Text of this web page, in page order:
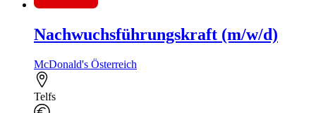
Nachwuchsführungskraft (m/w/d)
McDonald's Österreich
Telfs